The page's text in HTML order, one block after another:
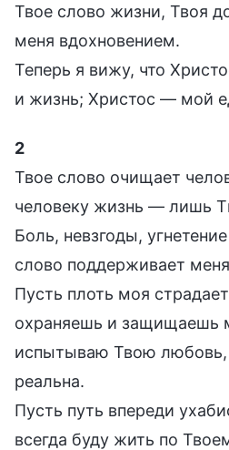
Твое слово жизни, Твоя
меня вдохновением.
Теперь я вижу, что
и жизнь; Христос — мой
2
Твое слово очищает
человеку жизнь — лишь
Боль, невзгоды,
слово поддерживает
Пусть плоть моя
охраняешь и защищаешь
испытываю Твою любовь,
реальна.
Пусть путь впереди
всегда буду жить по